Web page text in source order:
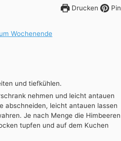
Drucken Pin
Wochenende
und tiefkühlen.
nehmen und leicht antauen
abschneiden, leicht antauen lassen
Je nach Menge die Himbeeren
tupfen und auf dem Kuchen